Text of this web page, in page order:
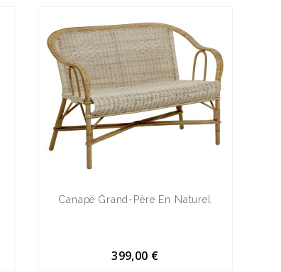
Canapé Grand-Père En Naturel
399,00 €